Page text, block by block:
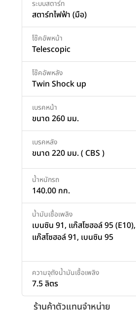
ระบบสตาร์ท
สตาร์ทไฟฟ้า (มือ)
โช๊คอัพหน้า
Telescopic
โช๊คอัพหลัง
Twin Shock up
เบรคหน้า
ขนาด 260 มม.
เบรคหลัง
ขนาด 220 มม. ( CBS )
น้ำหนักรถ
140.00 กก.
น้ำมันเชื้อเพลิง
เบนซิน 91, แก๊สโซฮอล์ 95 (E10),
แก๊สโซฮอล์ 91, เบนซิน 95
ความจุถังน้ำมันเชื้อเพลิง
7.5 ลิตร
ร้านค้าตัวแทนจำหน่าย